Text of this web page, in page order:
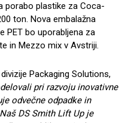
porabo plastike za Coca-
ton. Nova embalažna
PET bo uporabljena za
in Mezzo mix v Avstriji.
Packaging Solutions,
pri razvoju inovativne
odvečne odpadke in
DS Smith Lift Up je